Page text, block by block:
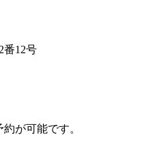
番12号
が可能です。